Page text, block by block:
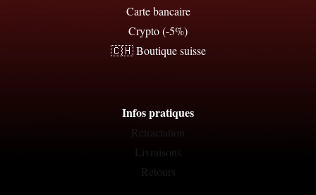
Carte bancaire
Crypto (-5%)
🇨🇭 Boutique suisse
Infos pratiques
Rétractation
Livraisons
Retours